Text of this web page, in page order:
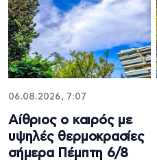
06.08.2026, 7:07
Αίθριος o καιρός με
υψηλές θερμοκρασίες
σήμερα Πέμπτη 6/8